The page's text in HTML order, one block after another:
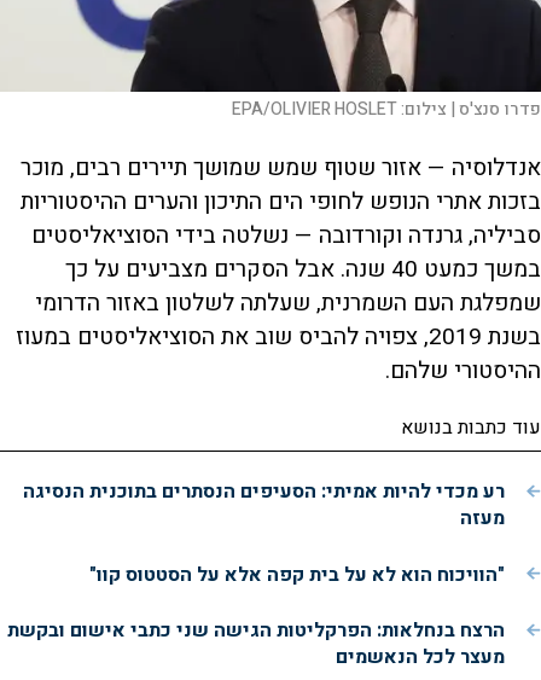
פדרו סנצ'ס | צילום:EPA/OLIVIER HOSLET
אנדלוסיה — אזור שטוף שמש שמושך תיירים רבים, מוכר
בזכות אתרי הנופש לחופי הים התיכון והערים ההיסטוריות
סביליה, גרנדה וקורדובה — נשלטה בידי הסוציאליסטים
במשך כמעט 40 שנה. אבל הסקרים מצביעים על כך
שמפלגת העם השמרנית, שעלתה לשלטון באזור הדרומי
בשנת 2019, צפויה להביס שוב את הסוציאליסטים במעוז
ההיסטורי שלהם.
עוד כתבות בנושא
רע מכדי להיות אמיתי: הסעיפים הנסתרים בתוכנית הנסיגה
מעזה
"הוויכוח הוא לא על בית קפה אלא על הסטטוס קוו"
הרצח בנחלאות: הפרקליטות הגישה שני כתבי אישום ובקשת
מעצר לכל הנאשמים